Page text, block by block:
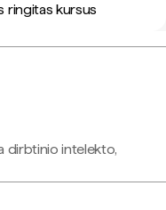
ringitas kursus
dirbtinio intelekto,